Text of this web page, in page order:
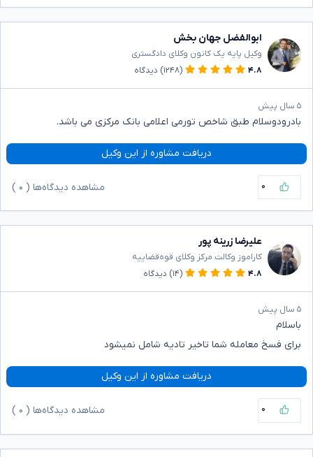
ابوالفضل جهان بخش
وکیل پایه یک کانون وکلای دادگستری
۴.۸
(۱۲۴۸) دیدگاه
۵ سال پیش
بادرودوسلام طبق شاخص تورمی اعلامی بانک مرکزی می باشد.
دریافت مشاوره از این وکیل
۰ مشاهده دیدگاه‌ها ( ۰
علیرضا زرینه پور
کاراموز وکالت مرکز وکلای قوه‌قضاییه
۴.۸
(۱۴) دیدگاه
۵ سال پیش
باسلام
برای فسخ معامله شما تاخیر تادیه شامل نمیشود
دریافت مشاوره از این وکیل
۰ مشاهده دیدگاه‌ها ( ۰